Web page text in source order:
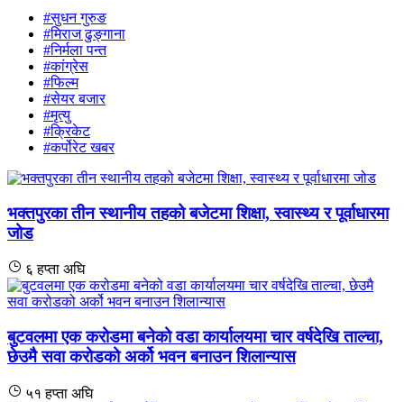
#सुधन गुरुङ
#मिराज ढुङ्गाना
#निर्मला पन्त
#कांग्रेस
#फिल्म
#सेयर बजार
#मृत्यु
#क्रिकेट
#कर्पोरेट खबर
भक्तपुरका तीन स्थानीय तहको बजेटमा शिक्षा, स्वास्थ्य र पूर्वाधारमा
जोड
६ हप्ता अघि
बुटवलमा एक करोडमा बनेको वडा कार्यालयमा चार वर्षदेखि ताल्चा,
छेउमै सवा करोडको अर्को भवन बनाउन शिलान्यास
५१ हप्ता अघि